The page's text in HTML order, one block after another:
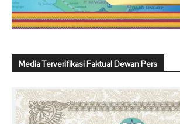
Media Terverifikasi Faktual Dewan Pers